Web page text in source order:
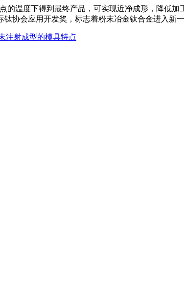
温度下得到最终产品，可实现近净成形，降低加
协会应用开发奖，标志着粉末冶金钛合金进入新一
注射成型的模具特点